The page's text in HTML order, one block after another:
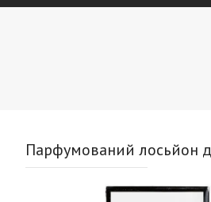
Парфумований лосьйон